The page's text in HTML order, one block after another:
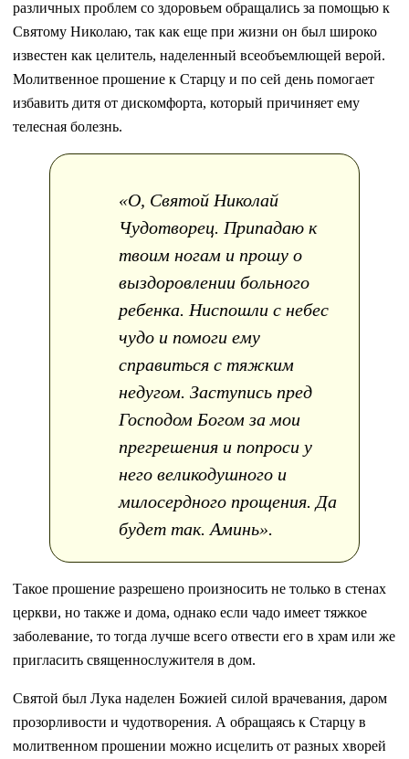
различных проблем со здоровьем обращались за помощью к
Святому Николаю, так как еще при жизни он был широко
известен как целитель, наделенный всеобъемлющей верой.
Молитвенное прошение к Старцу и по сей день помогает
избавить дитя от дискомфорта, который причиняет ему
телесная болезнь.
«О, Святой Николай
Чудотворец. Припадаю к
твоим ногам и прошу о
выздоровлении больного
ребенка. Ниспошли с небес
чудо и помоги ему
справиться с тяжким
недугом. Заступись пред
Господом Богом за мои
прегрешения и попроси у
него великодушного и
милосердного прощения. Да
будет так. Аминь».
Такое прошение разрешено произносить не только в стенах
церкви, но также и дома, однако если чадо имеет тяжкое
заболевание, то тогда лучше всего отвести его в храм или же
пригласить священнослужителя в дом.
Святой был Лука наделен Божией силой врачевания, даром
прозорливости и чудотворения. А обращаясь к Старцу в
молитвенном прошении можно исцелить от разных хворей